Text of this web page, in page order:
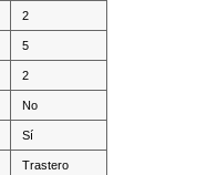
2
5
2
No
Sí
Trastero